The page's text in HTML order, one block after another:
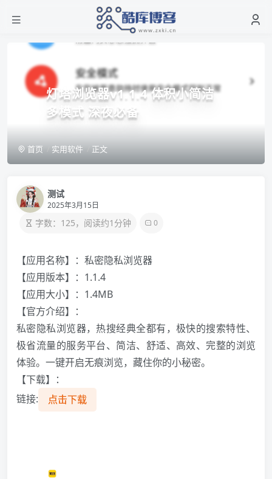
灯塔浏览器v1.1.4 体积小简洁
多模式 深夜必备
首页 实用软件 正文
测试
2025年3月15日
字数：125，阅读约1分钟 0
【应用名称】：私密隐私浏览器
【应用版本】：1.1.4
【应用大小】：1.4MB
【官方介绍】：
私密隐私浏览器，热搜经典全都有，极快的搜索特性、
极省流量的服务平台、简洁、舒适、高效、完整的浏览
体验。一键开启无痕浏览，藏住你的小秘密。
【下载】：
链接:
点击下载